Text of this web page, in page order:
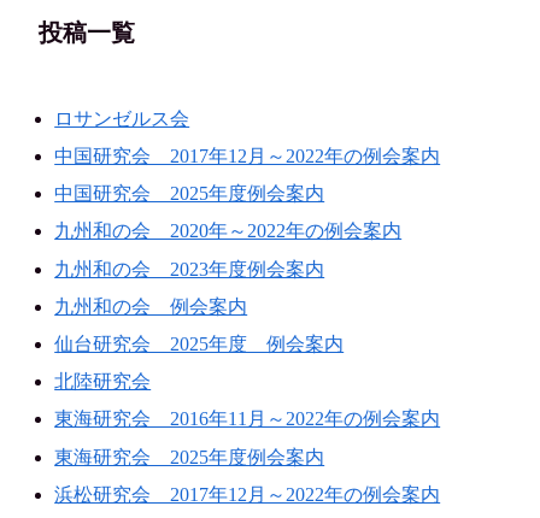
投稿一覧
ロサンゼルス会
中国研究会 2017年12月～2022年の例会案内
中国研究会 2025年度例会案内
九州和の会 2020年～2022年の例会案内
九州和の会 2023年度例会案内
九州和の会 例会案内
仙台研究会 2025年度 例会案内
北陸研究会
東海研究会 2016年11月～2022年の例会案内
東海研究会 2025年度例会案内
浜松研究会 2017年12月～2022年の例会案内